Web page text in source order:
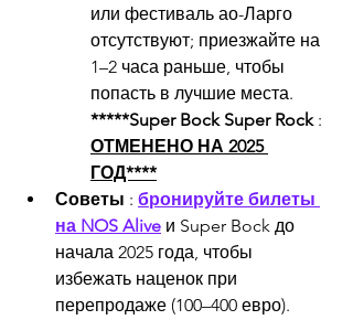
или фестиваль ао-Ларго
отсутствуют; приезжайте на
1–2 часа раньше, чтобы
попасть в лучшие места.
*****Super Bock Super Rock :
ОТМЕНЕНО НА 2025
ГОД****
Советы : бронируйте билеты
на NOS Alive и Super Bock до
начала 2025 года, чтобы
избежать наценок при
перепродаже (100–400 евро).